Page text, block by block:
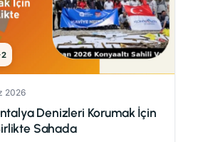
2026
Denizleri Korumak İçin
Sahada